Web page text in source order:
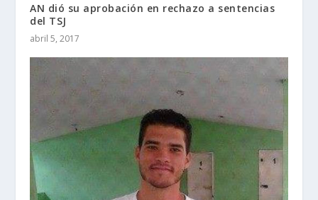
AN dió su aprobación en rechazo a sentencias
del TSJ
abril 5, 2017